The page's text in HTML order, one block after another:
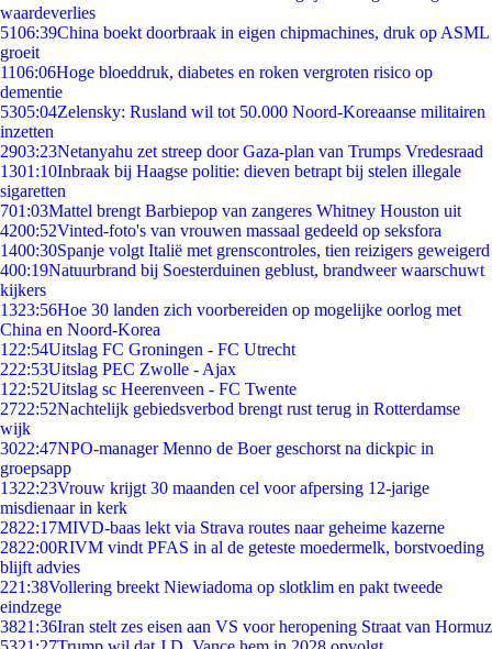
waardeverlies
5106:39China boekt doorbraak in eigen chipmachines, druk op ASML
groeit
1106:06Hoge bloeddruk, diabetes en roken vergroten risico op
dementie
5305:04Zelensky: Rusland wil tot 50.000 Noord-Koreaanse militairen
inzetten
2903:23Netanyahu zet streep door Gaza-plan van Trumps Vredesraad
1301:10Inbraak bij Haagse politie: dieven betrapt bij stelen illegale
sigaretten
701:03Mattel brengt Barbiepop van zangeres Whitney Houston uit
4200:52Vinted-foto's van vrouwen massaal gedeeld op seksfora
1400:30Spanje volgt Italië met grenscontroles, tien reizigers geweigerd
400:19Natuurbrand bij Soesterduinen geblust, brandweer waarschuwt
kijkers
1323:56Hoe 30 landen zich voorbereiden op mogelijke oorlog met
China en Noord-Korea
1 22:54Uitslag FC Groningen - FC Utrecht
222:53Uitslag PEC Zwolle - Ajax
1 22:52Uitslag sc Heerenveen - FC Twente
2722:52Nachtelijk gebiedsverbod brengt rust terug in Rotterdamse
wijk
3022:47NPO-manager Menno de Boer geschorst na dickpic in
groepsapp
1322:23Vrouw krijgt 30 maanden cel voor afpersing 12-jarige
misdienaar in kerk
2822:17MIVD-baas lekt via Strava routes naar geheime kazerne
2822:00RIVM vindt PFAS in al de geteste moedermelk, borstvoeding
blijft advies
221:38Vollering breekt Niewiadoma op slotklim en pakt tweede
eindzege
3821:36Iran stelt zes eisen aan VS voor heropening Straat van Hormuz